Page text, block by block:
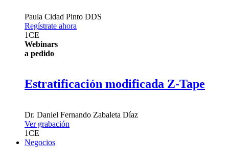
Paula Cidad Pinto DDS
Regístrate ahora
1CE
Webinars
a pedido
Estratificación modificada Z-Tape
Dr. Daniel Fernando Zabaleta Díaz
Ver grabación
1CE
Negocios